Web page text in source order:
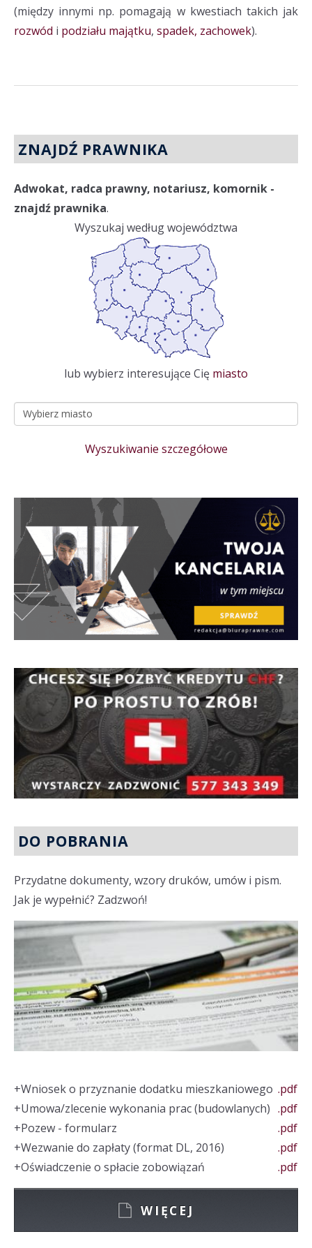
(między innymi np. pomagają w kwestiach takich jak
rozwód i podziału majątku, spadek, zachowek).
ZNAJDŹ PRAWNIKA
Adwokat, radca prawny, notariusz, komornik -
znajdź prawnika.
Wyszukaj według województwa
lub wybierz interesujące Cię miasto
Wyszukiwanie szczegółowe
DO POBRANIA
Przydatne dokumenty, wzory druków, umów i pism.
Jak je wypełnić? Zadzwoń!
+Wniosek o przyznanie dodatku mieszkaniowego .pdf
+Umowa/zlecenie wykonania prac (budowlanych) .pdf
+Pozew - formularz
.pdf
+Wezwanie do zapłaty (format DL, 2016)
.pdf
+Oświadczenie o spłacie zobowiązań .pdf
WIĘCEJ